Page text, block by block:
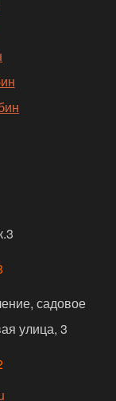
садовое
улица, 3